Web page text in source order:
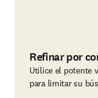
Refinar por
Utilice el potente
para limitar su